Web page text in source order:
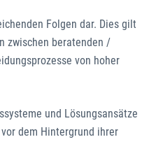
Folgen dar. Dies gilt
zwischen beratenden /
von hoher
und Lösungsansätze
dem Hintergrund ihrer